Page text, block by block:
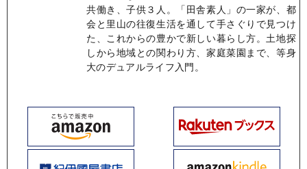
共働き、子供３人。「田舎素人」の一家が、都
会と里山の往復生活を通して手さぐりで見つけ
た、これからの豊かで新しい暮らし方。土地探
しから地域との関わり方、家庭菜園まで、等身
大のデュアルライフ入門。